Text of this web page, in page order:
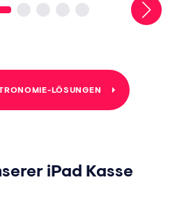
LÖSUNGEN
iPad Kasse